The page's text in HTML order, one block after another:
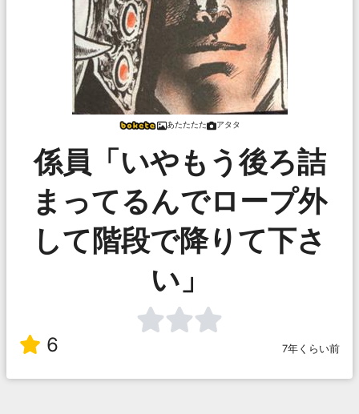
あたたたた アタタ
係員「いやもう後ろ詰
まってるんでロープ外
して階段で降りて下さ
い」
6 7年くらい前